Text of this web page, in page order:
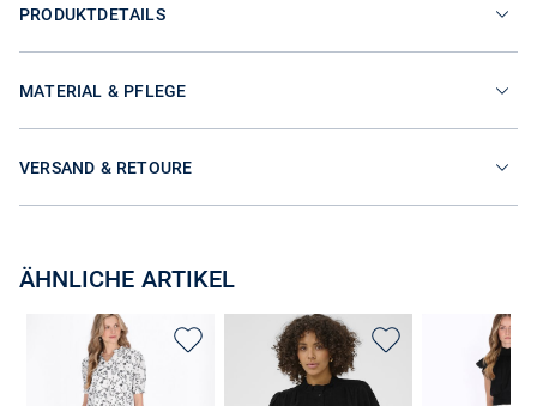
PRODUKTDETAILS
MATERIAL & PFLEGE
VERSAND & RETOURE
ÄHNLICHE ARTIKEL